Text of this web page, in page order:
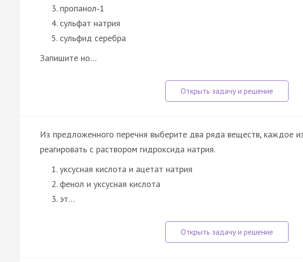
пропанол‑1
сульфат натрия
сульфид серебра
Запишите но…
Из предложенного перечня выберите два ряда веществ, каждое
реагировать с раствором гидроксида натрия.
уксусная кислота и ацетат натрия
фенол и уксусная кислота
эт…